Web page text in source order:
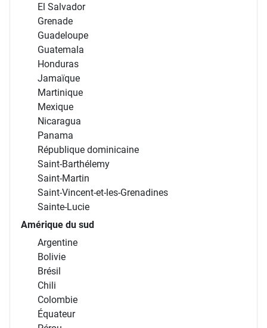
El Salvador
Grenade
Guadeloupe
Guatemala
Honduras
Jamaïque
Martinique
Mexique
Nicaragua
Panama
République dominicaine
Saint-Barthélemy
Saint-Martin
Saint-Vincent-et-les-Grenadines
Sainte-Lucie
Amérique du sud
Argentine
Bolivie
Brésil
Chili
Colombie
Équateur